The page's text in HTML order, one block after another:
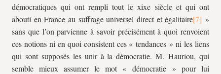
démocratiques qui ont rempli tout le xixe siècle et qui ont
abouti en France au suffrage universel direct et égalitaire
»
sans que l’on parvienne à savoir précisément à quoi renvoient
ces notions ni en quoi consistent ces « tendances » ni les liens
qui sont supposés les unir à la démocratie. M. Hauriou, qui
semble mieux assumer le mot « démocratie » pour lui